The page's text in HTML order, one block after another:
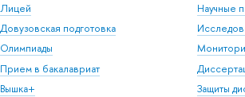
Лицей
Довузовская подготовка
Олимпиады
Прием в бакалавриат
Вышка+
Научные
Защиты